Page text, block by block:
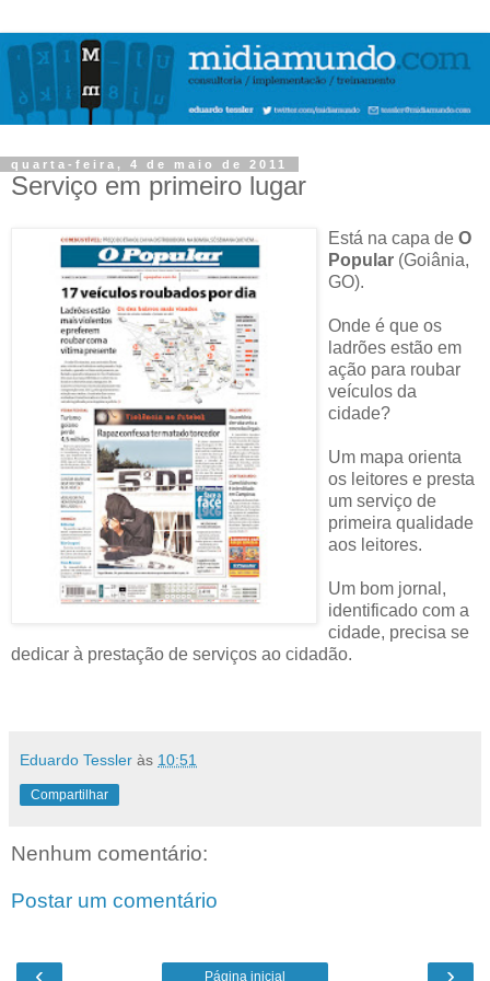
quarta-feira, 4 de maio de 2011
Serviço em primeiro lugar
Está na capa de O
Popular (Goiânia,
GO).
Onde é que os
ladrões estão em
ação para roubar
veículos da
cidade?
Um mapa orienta
os leitores e presta
um serviço de
primeira qualidade
aos leitores.
Um bom jornal,
identificado com a
cidade, precisa se
dedicar à prestação de serviços ao cidadão.
Eduardo Tessler às 10:51
Compartilhar
Nenhum comentário:
Postar um comentário
‹ ›
Página inicial